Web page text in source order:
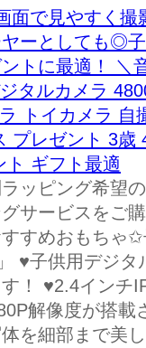
面で見やすく
ーとしても◎
トに最適！ ＼
タルカメラ
トイカメラ 自
プレゼント 3
ト ギフト最適
ッピング希望
サービスをご
すめおもちゃ
♥子供用デジ
！ ♥2.4インチ
解像度が搭
を細部まで美